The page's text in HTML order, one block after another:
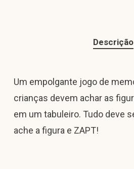
Descrição
Um empolgante jogo de
crianças devem achar as
em um tabuleiro. Tudo deve
ache a figura e ZAPT!